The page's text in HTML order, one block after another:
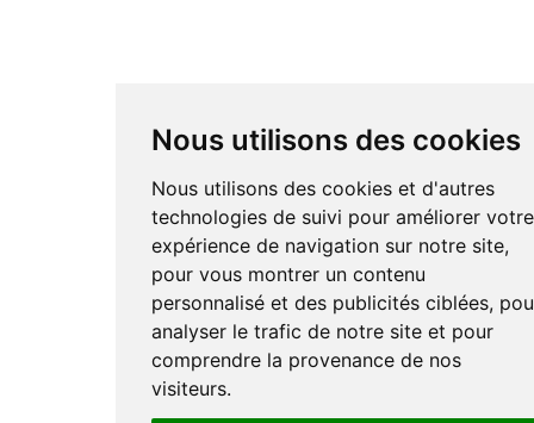
Nous utilisons des cookies
Nous utilisons des cookies et d'autres
technologies de suivi pour améliorer votre
expérience de navigation sur notre site,
pour vous montrer un contenu
personnalisé et des publicités ciblées,
analyser le trafic de notre site et pour
comprendre la provenance de nos
visiteurs.